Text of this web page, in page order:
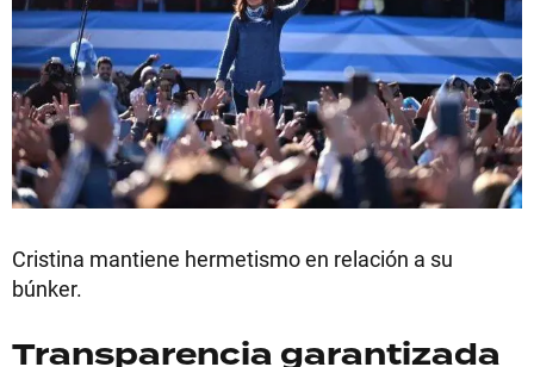
Cristina mantiene hermetismo en relación a su
búnker.
Transparencia garantizada